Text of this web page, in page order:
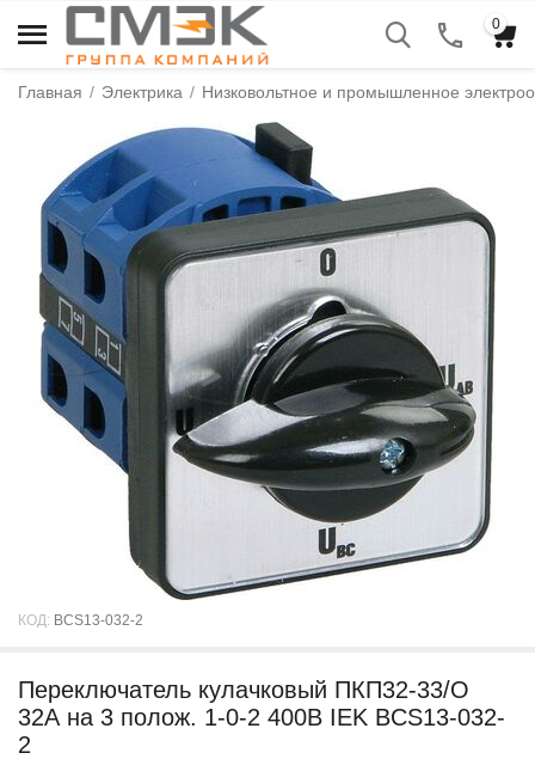
0
Главная / Электрика / Низковольтное и промышленное
КОД: BCS13-032-2
Переключатель кулачковый ПКП32-33/О
32А на 3 полож. 1-0-2 400В IEK BCS13-032-
2